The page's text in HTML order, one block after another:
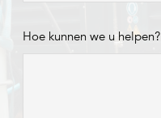
Hoe kunnen we u helpen?